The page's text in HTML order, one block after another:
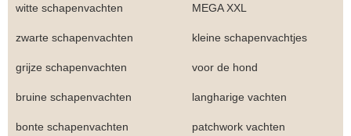
witte schapenvachten MEGA XXL
zwarte schapenvachten kleine schapenvachtjes
grijze schapenvachten voor de hond
bruine schapenvachten langharige vachten
bonte schapenvachten patchwork vachten